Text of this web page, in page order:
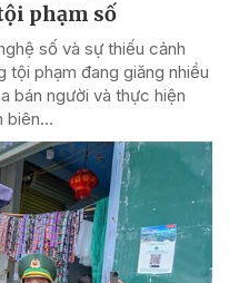
phạm số
số và sự thiếu cảnh
phạm đang giăng nhiều
bán người và thực hiện
biên...